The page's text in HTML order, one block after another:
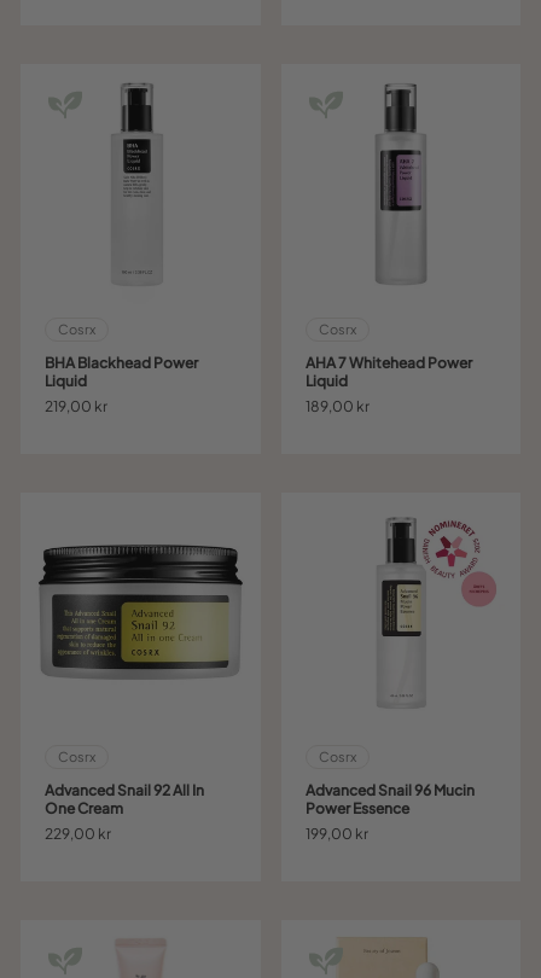
Cosrx
BHA Blackhead Power
Liquid
219,00 kr
Cosrx
AHA 7 Whitehead Power
Liquid
189,00 kr
Cosrx
Advanced Snail 92 All In
One Cream
229,00 kr
Cosrx
Advanced Snail 96 Mucin
Power Essence
199,00 kr